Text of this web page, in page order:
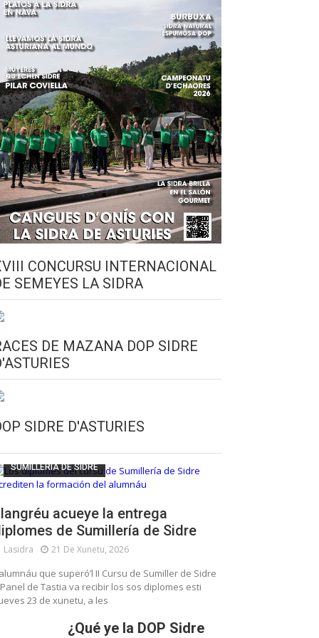
CONCURSU INTERNACIONAL
SEMEYES LA SIDRA
DE MAZANA DOP SIDRE
SIDRE D'ASTURIES
ESCUELA DE SUMILLERÍA DE LA SIDRE
SUMILLERÍA DE SIDRE
acueye la entrega
de Sumillería de Sidre
Lasidra 21 De Xunetu, 2026
que superó’l II Cursu de Sumiller de Sidre
de Tastia va recibir los sos diplomes esti
23 de xunetu, a les
¿Qué ye la DOP Sidre